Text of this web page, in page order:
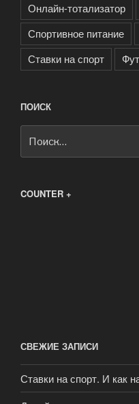
Онлайн-тотализатор
Спортивное питание
Ставки на спорт
ПОИСК
COUNTER +
СВЕЖИЕ ЗАПИСИ
Ставки на спорт. И как